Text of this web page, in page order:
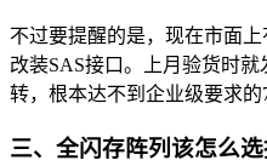
不过要提醒的是，现在市面
改装SAS接口。上月验货时
转，根本达不到企业级要求的
三、全闪存阵列该怎么选